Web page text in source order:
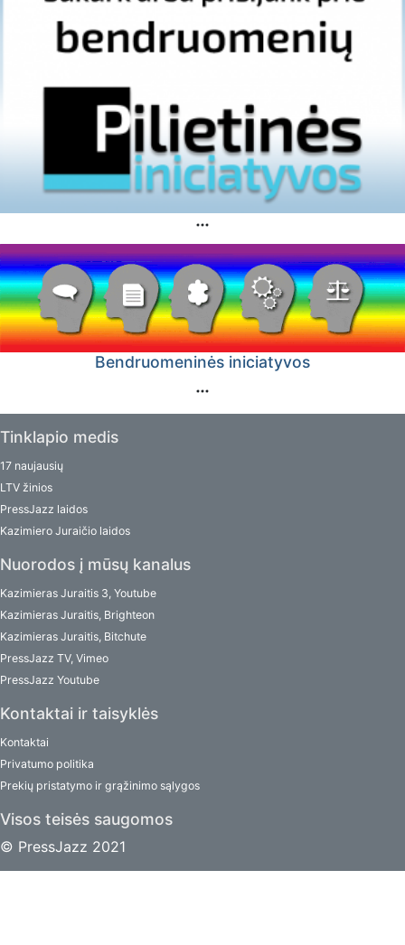
Bendruomeninės iniciatyvos
Tinklapio medis
17 naujausių
LTV žinios
PressJazz laidos
Kazimiero Juraičio laidos
Nuorodos į mūsų kanalus
Kazimieras Juraitis 3, Youtube
Kazimieras Juraitis, Brighteon
Kazimieras Juraitis, Bitchute
PressJazz TV, Vimeo
PressJazz Youtube
Kontaktai ir taisyklės
Kontaktai
Privatumo politika
Prekių pristatymo ir grąžinimo sąlygos
Visos teisės saugomos
© PressJazz 2021